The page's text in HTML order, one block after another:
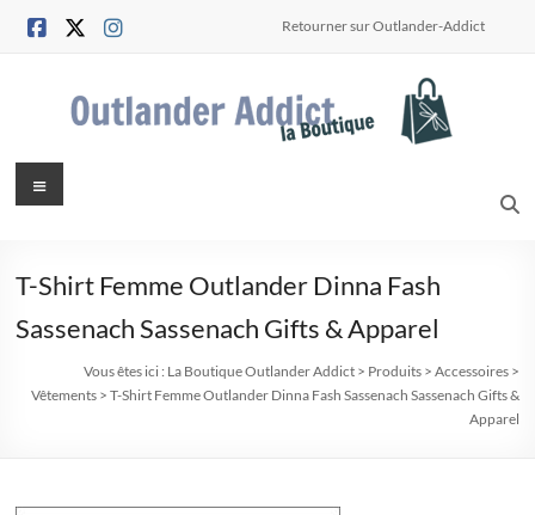
Retourner sur Outlander-Addict
La
Outlander
Addict
Menu
T-Shirt Femme Outlander Dinna Fash
Sassenach Sassenach Gifts & Apparel
Vous êtes ici : La Boutique Outlander Addict> Produits> Accessoires>
Vêtements> T-Shirt Femme Outlander Dinna Fash Sassenach Sassenach Gifts &
Apparel